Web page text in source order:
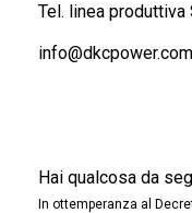
Tel. linea produttiva
info@dkcpower.com
Hai qualcosa da
In ottemperanza al